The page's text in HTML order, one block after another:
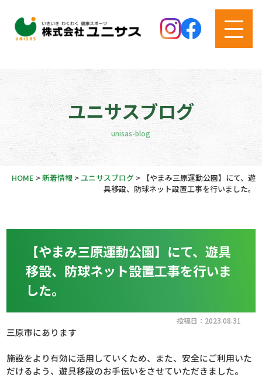
ユニサスブログ
unisas-blog
HOME >新着情報> ユニサスブログ> 【やまみ三原運動公園】にて、遊
具移設、防球ネット設置工事を行いました。
【やまみ三原運動公園】にて、遊具
移設、防球ネット設置工事を行いま
した。
投稿日：2023.08.31
三原市にあります
施設をより有効に活用していくため、また、安全にご利用いた
だけるよう、遊具移設のお手伝いをさせていただきました。